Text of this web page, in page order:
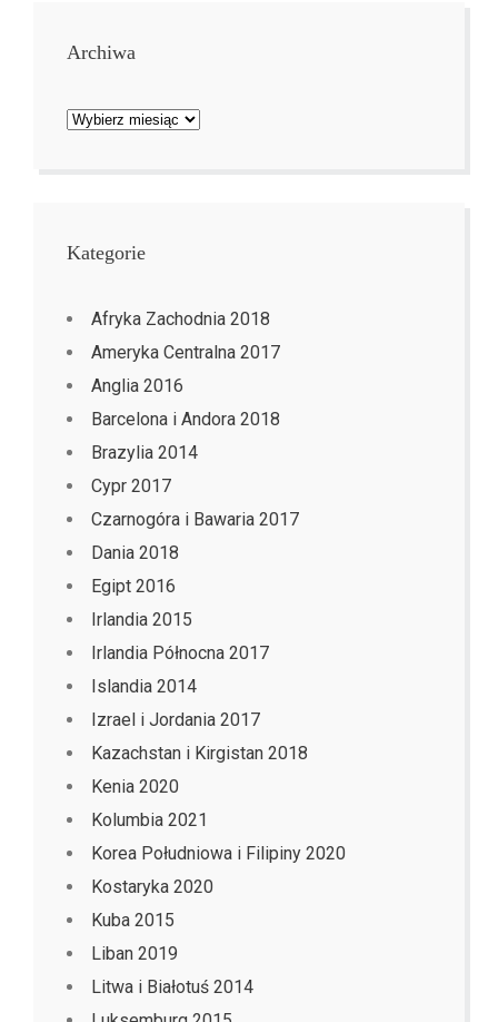
Archiwa
Archiwa
Kategorie
Afryka Zachodnia 2018
Ameryka Centralna 2017
Anglia 2016
Barcelona i Andora 2018
Brazylia 2014
Cypr 2017
Czarnogóra i Bawaria 2017
Dania 2018
Egipt 2016
Irlandia 2015
Irlandia Północna 2017
Islandia 2014
Izrael i Jordania 2017
Kazachstan i Kirgistan 2018
Kenia 2020
Kolumbia 2021
Korea Południowa i Filipiny 2020
Kostaryka 2020
Kuba 2015
Liban 2019
Litwa i Białotuś 2014